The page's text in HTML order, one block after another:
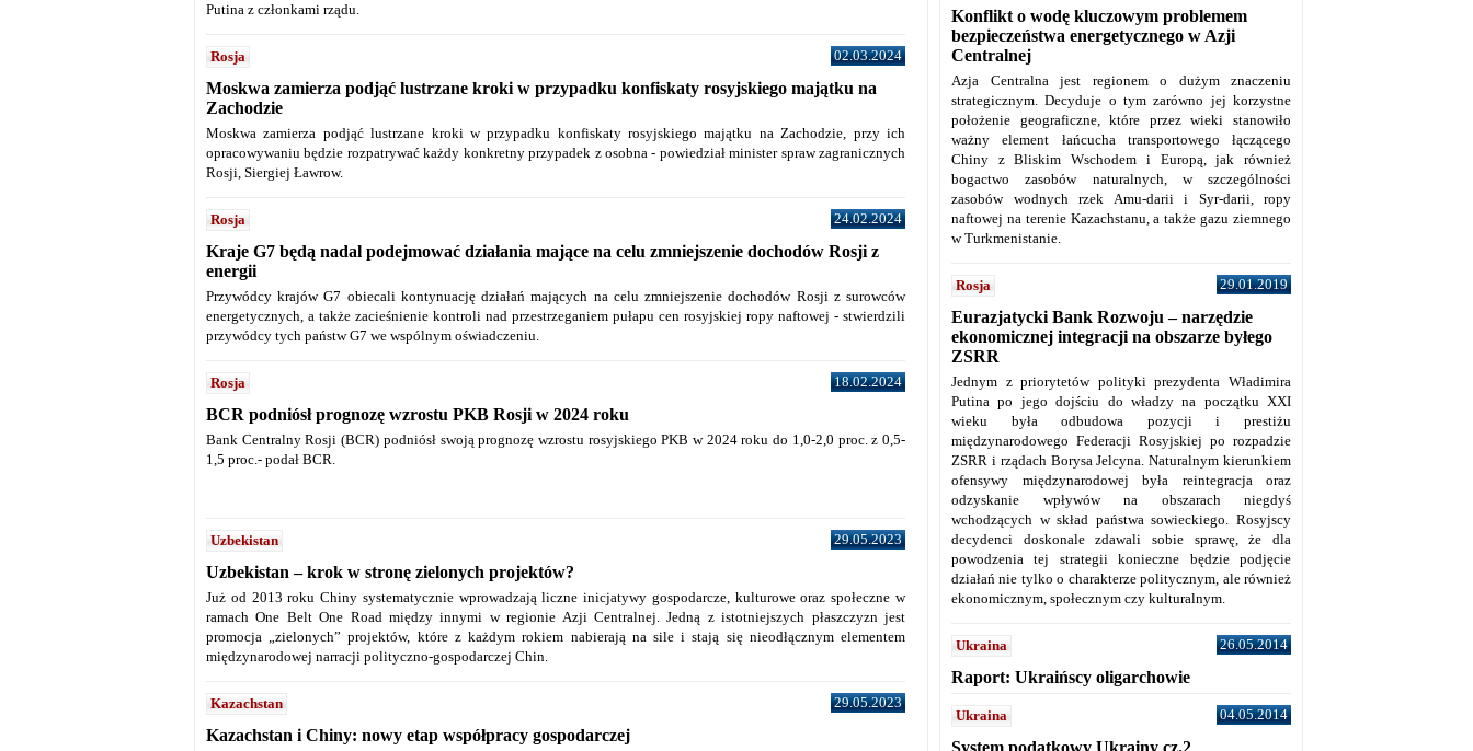
Putina z członkami rządu.
Rosja 02.03.2024
Moskwa zamierza podjąć lustrzane kroki w przypadku konfiskaty rosyjskiego majątku na
Zachodzie
Moskwa zamierza podjąć lustrzane kroki w przypadku konfiskaty rosyjskiego majątku na Zachodzie, przy ich
opracowywaniu będzie rozpatrywać każdy konkretny przypadek z osobna - powiedział minister spraw zagranicznych
Rosji, Siergiej Ławrow.
Rosja 24.02.2024
Kraje G7 będą nadal podejmować działania mające na celu zmniejszenie dochodów Rosji z
energii
Przywódcy krajów G7 obiecali kontynuację działań mających na celu zmniejszenie dochodów Rosji z surowców
energetycznych, a także zacieśnienie kontroli nad przestrzeganiem pułapu cen rosyjskiej ropy naftowej - stwierdzili
przywódcy tych państw G7 we wspólnym oświadczeniu.
Rosja 18.02.2024
BCR podniósł prognozę wzrostu PKB Rosji w 2024 roku
Bank Centralny Rosji (BCR) podniósł swoją prognozę wzrostu rosyjskiego PKB w 2024 roku do 1,0-2,0 proc. z 0,5-
1,5 proc.- podał BCR.
Uzbekistan 29.05.2023
Uzbekistan – krok w stronę zielonych projektów?
Już od 2013 roku Chiny systematycznie wprowadzają liczne inicjatywy gospodarcze, kulturowe oraz społeczne w
ramach One Belt One Road między innymi w regionie Azji Centralnej. Jedną z istotniejszych płaszczyzn jest
promocja „zielonych” projektów, które z każdym rokiem nabierają na sile i stają się nieodłącznym elementem
międzynarodowej narracji polityczno-gospodarczej Chin.
Kazachstan 29.05.2023
Kazachstan i Chiny: nowy etap współpracy gospodarczej
Konflikt o wodę kluczowym problemem
bezpieczeństwa energetycznego w Azji
Centralnej
Azja Centralna jest regionem o dużym znaczeniu
strategicznym. Decyduje o tym zarówno jej korzystne
położenie geograficzne, które przez wieki stanowiło
ważny element łańcucha transportowego łączącego
Chiny z Bliskim Wschodem i Europą, jak również
bogactwo zasobów naturalnych, w szczególności
zasobów wodnych rzek Amu-darii i Syr-darii, ropy
naftowej na terenie Kazachstanu, a także gazu ziemnego
w Turkmenistanie.
Rosja 29.01.2019
Eurazjatycki Bank Rozwoju – narzędzie
ekonomicznej integracji na obszarze byłego
ZSRR
Jednym z priorytetów polityki prezydenta Władimira
Putina po jego dojściu do władzy na początku XXI
wieku była odbudowa pozycji i prestiżu
międzynarodowego Federacji Rosyjskiej po rozpadzie
ZSRR i rządach Borysa Jelcyna. Naturalnym kierunkiem
ofensywy międzynarodowej była reintegracja oraz
odzyskanie wpływów na obszarach niegdyś
wchodzących w skład państwa sowieckiego. Rosyjscy
decydenci doskonale zdawali sobie sprawę, że dla
powodzenia tej strategii konieczne będzie podjęcie
działań nie tylko o charakterze politycznym, ale również
ekonomicznym, społecznym czy kulturalnym.
Ukraina 26.05.2014
Raport: Ukraińscy oligarchowie
Ukraina 04.05.2014
System podatkowy Ukrainy cz.2